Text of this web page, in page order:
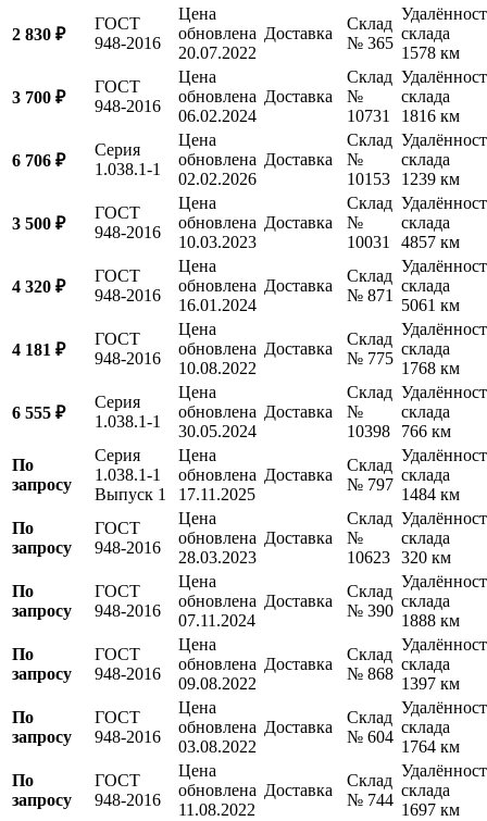
2 830 ₽
ГОСТ
948-2016
Цена
обновлена
20.07.2022
Доставка
Склад
№ 365
склада
1578 км
3 700 ₽
ГОСТ
948-2016
Цена
обновлена
06.02.2024
Доставка
Склад
№
10731
склада
1816 км
6 706 ₽
Серия
1.038.1-1
Цена
обновлена
02.02.2026
Доставка
Склад
№
10153
склада
1239 км
3 500 ₽
ГОСТ
948-2016
Цена
обновлена
10.03.2023
Доставка
Склад
№
10031
склада
4857 км
4 320 ₽
ГОСТ
948-2016
Цена
обновлена
16.01.2024
Доставка
Склад
№ 871
склада
5061 км
4 181 ₽
ГОСТ
948-2016
Цена
обновлена
10.08.2022
Доставка
Склад
№ 775
склада
1768 км
6 555 ₽
Серия
1.038.1-1
Цена
обновлена
30.05.2024
Доставка
Склад
№
10398
склада
766 км
По
запросу
Серия
1.038.1-1
Выпуск 1
Цена
обновлена
17.11.2025
Доставка
Склад
№ 797
склада
1484 км
По
запросу
ГОСТ
948-2016
Цена
обновлена
28.03.2023
Доставка
Склад
№
10623
склада
320 км
По
запросу
ГОСТ
948-2016
Цена
обновлена
07.11.2024
Доставка
Склад
№ 390
склада
1888 км
По
запросу
ГОСТ
948-2016
Цена
обновлена
09.08.2022
Доставка
Склад
№ 868
склада
1397 км
По
запросу
ГОСТ
948-2016
Цена
обновлена
03.08.2022
Доставка
Склад
№ 604
склада
1764 км
По
запросу
ГОСТ
948-2016
Цена
обновлена
11.08.2022
Доставка
Склад
№ 744
склада
1697 км